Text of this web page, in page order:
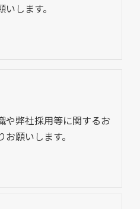
します。
や弊社採用等に関するお
願いします。